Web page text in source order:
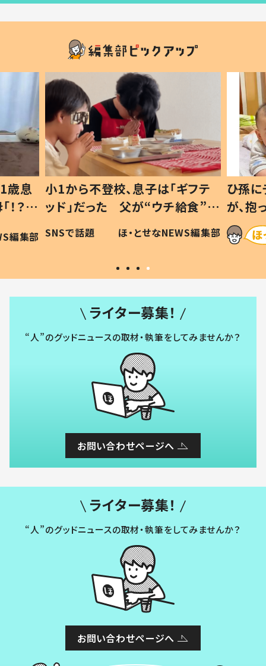
歳息
？」
編集部
小1から不登校、息子は「ギフテ
ッド」だった 父が“ウチ給食”を
作り続ける理由とは #令和の親
#令和の子
SNSで話題 ほ・とせなNEWS編集部
ひ孫
が、
「涙が
い」
ライター募集！
“人”のグッドニュースの取材・執筆をしてみませんか？
お問い合わせページへ
ライター募集！
“人”のグッドニュースの取材・執筆をしてみませんか？
お問い合わせページへ